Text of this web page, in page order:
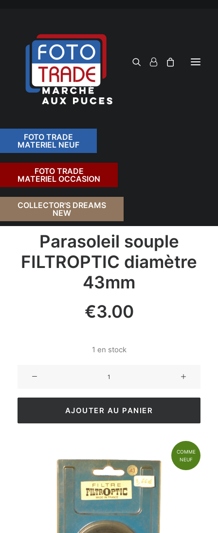
FOTO TRADE
MATERIEL NEUF
FOTO TRADE
MATERIEL OCCASION
COLLECTOR'S DREAMS
NEW
RETOUR
Parasoleil souple
FILTROPTIC diamètre
43mm
€3.00
1 en stock
AJOUTER AU PANIER
COMME
NEUF